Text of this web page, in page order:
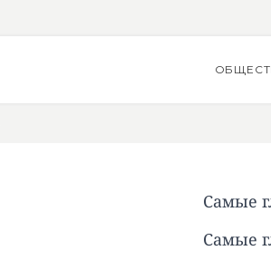
Самые
Самые